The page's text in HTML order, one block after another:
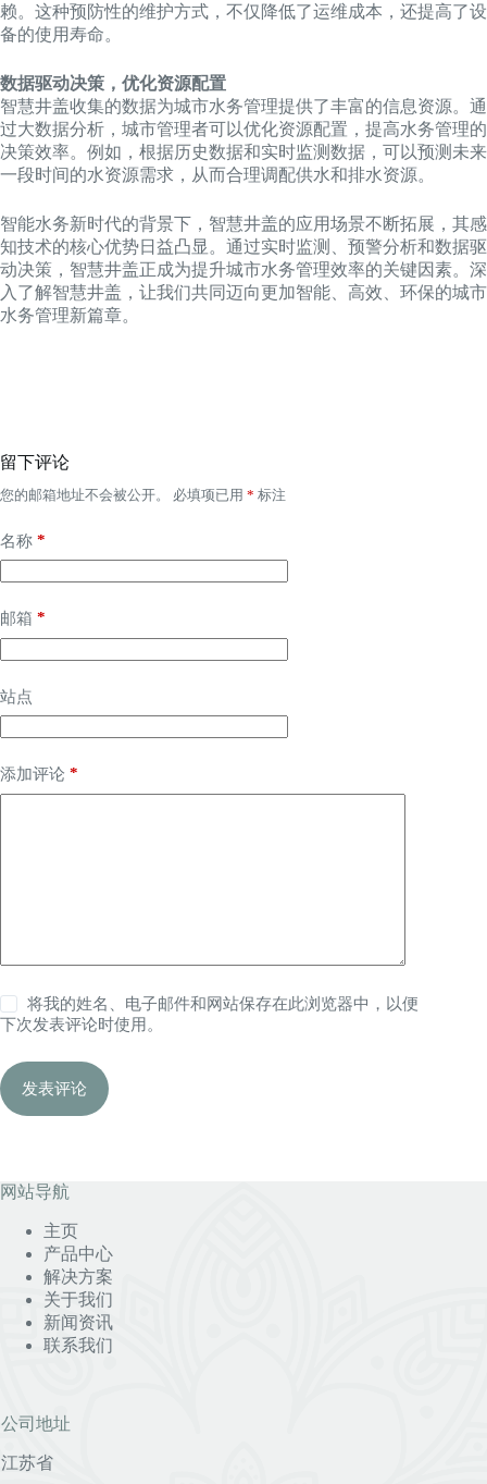
赖。这种预防性的维护方式，不仅降低了运维成本，还提高了设
备的使用寿命。
数据驱动决策，优化资源配置
智慧井盖收集的数据为城市水务管理提供了丰富的信息资源。通
过大数据分析，城市管理者可以优化资源配置，提高水务管理的
决策效率。例如，根据历史数据和实时监测数据，可以预测未来
一段时间的水资源需求，从而合理调配供水和排水资源。
智能水务新时代的背景下，智慧井盖的应用场景不断拓展，其感
知技术的核心优势日益凸显。通过实时监测、预警分析和数据驱
动决策，智慧井盖正成为提升城市水务管理效率的关键因素。深
入了解智慧井盖，让我们共同迈向更加智能、高效、环保的城市
水务管理新篇章。
留下评论
您的邮箱地址不会被公开。 必填项已用 * 标注
名称 *
邮箱 *
站点
添加评论 *
将我的姓名、电子邮件和网站保存在此浏览器中，以便
下次发表评论时使用。
发表评论
网站导航
主页
产品中心
解决方案
关于我们
新闻资讯
联系我们
公司地址
江苏省